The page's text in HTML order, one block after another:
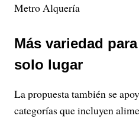
Metro Alquería
Más variedad
solo lugar
La propuesta también se
categorías que incluyen